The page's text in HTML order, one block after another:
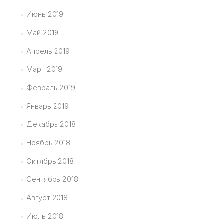
Июнь 2019
Май 2019
Апрель 2019
Март 2019
Февраль 2019
Январь 2019
Декабрь 2018
Ноябрь 2018
Октябрь 2018
Сентябрь 2018
Август 2018
Июль 2018